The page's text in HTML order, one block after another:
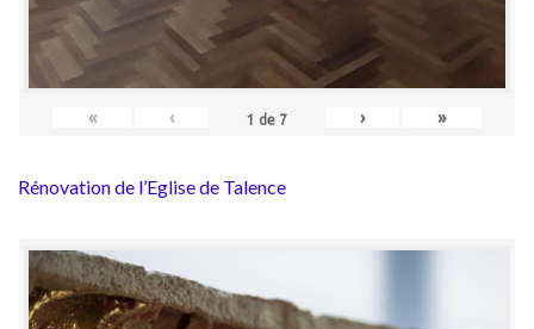
« ‹ 1 de 7 › »
Rénovation de l’Eglise de Talence